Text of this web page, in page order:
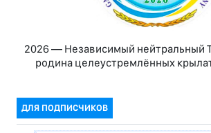
2026 — Независимый нейтральный
родина целеустремлённых
ДЛЯ ПОДПИСЧИКОВ